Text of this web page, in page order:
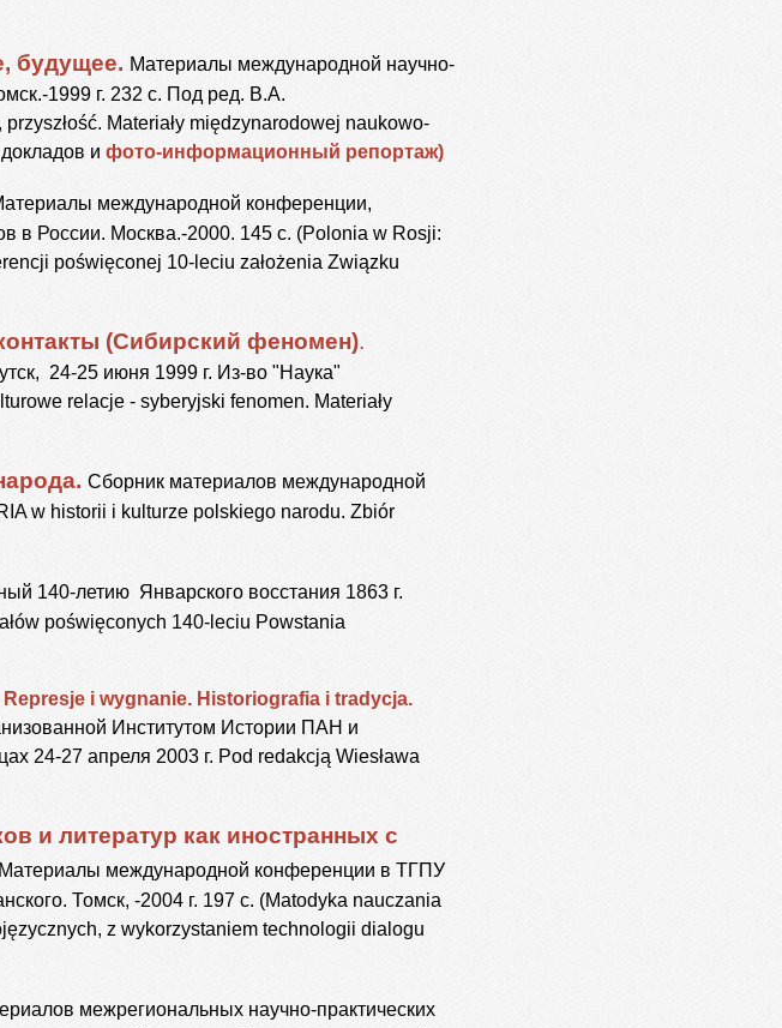
будущее. Материалы международной научно-
1999 г. 232 с. Под ред. В.А.
Materiały międzynarodowej naukowo-
и фото-информационный репортаж)
международной конференции,
в России. Москва.-2000. 145 с. (Polonia w Rosji:
poświęconej 10-leciu założenia Związku
(Сибирский феномен).
24-25 июня 1999 г. Из-во "Наука"
relacje - syberyjski fenomen. Materiały
Сборник материалов международной
w historii i kulturze polskiego narodu. Zbiór
140-летию Январского восстания 1863 г.
poświęconych 140-leciu Powstania
i wygnanie. Historiografia i tradycja.
Институтом Истории ПАН и
24-27 апреля 2003 г. Pod redakcją Wiesława
и литератур как иностранных с
Материалы международной конференции в ТГПУ
Томск, -2004 г. 197 с. (Matodyka nauczania
z wykorzystaniem technologii dialogu
межрегиональных научно-практических